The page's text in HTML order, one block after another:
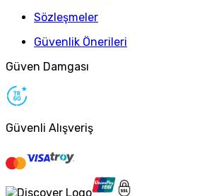
Sözleşmeler
Güvenlik Önerileri
Güven Damgası
Güvenli Alışveriş